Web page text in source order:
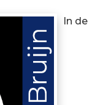
In de